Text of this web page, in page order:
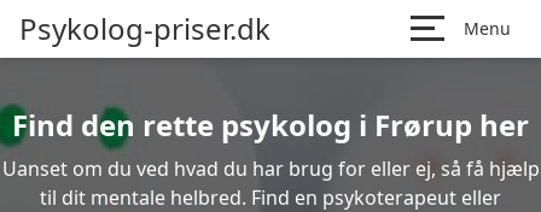
Psykolog-priser.dk Menu
Find den rette psykolog i Frørup her
Uanset om du ved hvad du har brug for eller ej, så få hjælp
til dit mentale helbred. Find en psykoterapeut eller